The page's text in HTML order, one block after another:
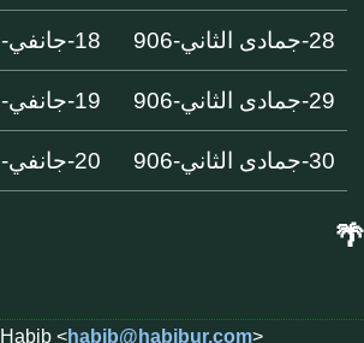
28-جمادى الثاني-906 18-جانفي-1501
29-جمادى الثاني-906 19-جانفي-1501
30-جمادى الثاني-906 20-جانفي-1501
🌴
<habib@habibur.com>